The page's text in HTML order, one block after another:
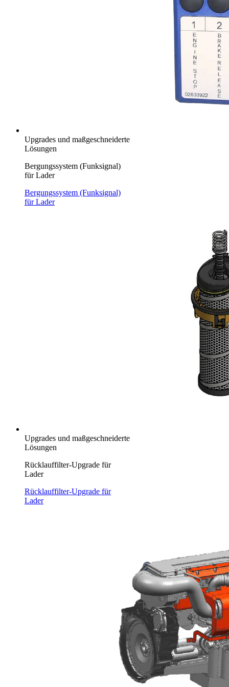
Upgrades und maßgeschneiderte
Lösungen
Bergungssystem (Funksignal)
für Lader
Bergungssystem (Funksignal)
für Lader
Upgrades und maßgeschneiderte
Lösungen
Rücklauffilter-Upgrade für
Lader
Rücklauffilter-Upgrade für
Lader